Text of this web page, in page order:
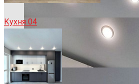
Кухня 04